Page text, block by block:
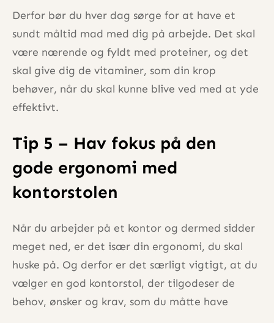
Derfor bør du hver dag sørge for at have et
sundt måltid mad med dig på arbejde. Det skal
være nærende og fyldt med proteiner, og det
skal give dig de vitaminer, som din krop
behøver, når du skal kunne blive ved med at yde
effektivt.
Tip 5 – Hav fokus på den
gode ergonomi med
kontorstolen
Når du arbejder på et kontor og dermed sidder
meget ned, er det især din ergonomi, du skal
huske på. Og derfor er det særligt vigtigt, at du
vælger en god kontorstol, der tilgodeser de
behov, ønsker og krav, som du måtte have